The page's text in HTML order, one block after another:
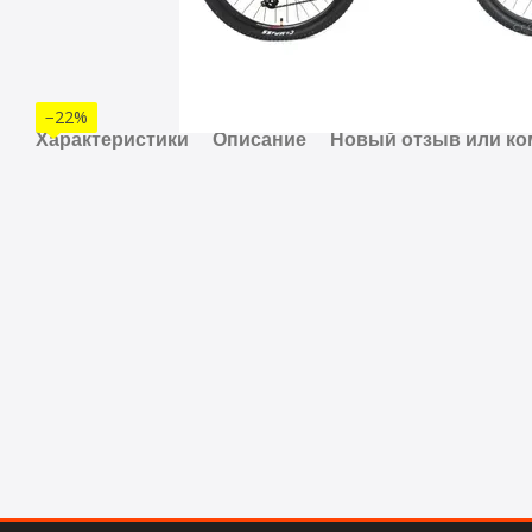
−22%
Характеристики Описание Новый отзыв или